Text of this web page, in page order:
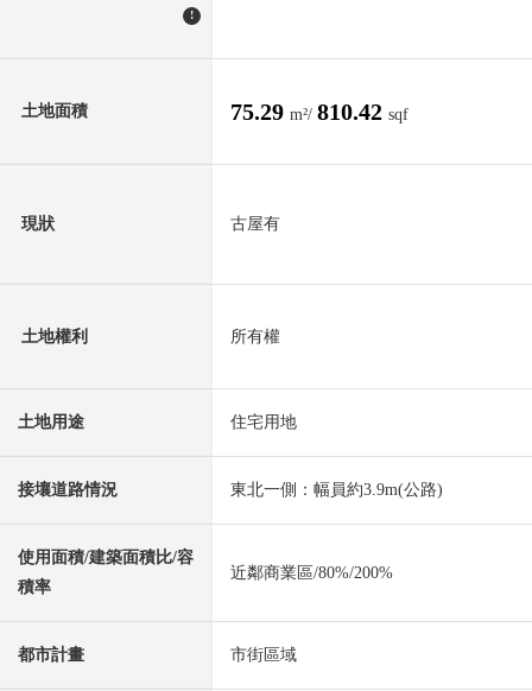
!
土地面積 75.29 m²/ 810.42 sqf
現狀 古屋有
土地權利 所有權
土地用途 住宅用地
接壤道路情況 東北一側：幅員約3.9m(公路)
使用面積/建築面積比/容
積率
近鄰商業區/80%/200%
都市計畫 市街區域